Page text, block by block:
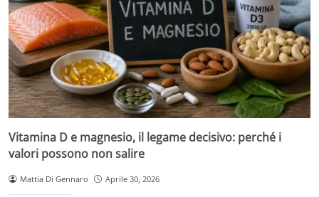
Vitamina D e magnesio, il legame decisivo: perché i
valori possono non salire
Mattia Di Gennaro Aprile 30, 2026